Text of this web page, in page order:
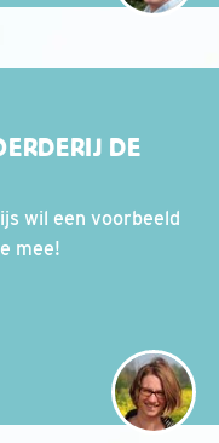
DE
wil een voorbeeld
mee!